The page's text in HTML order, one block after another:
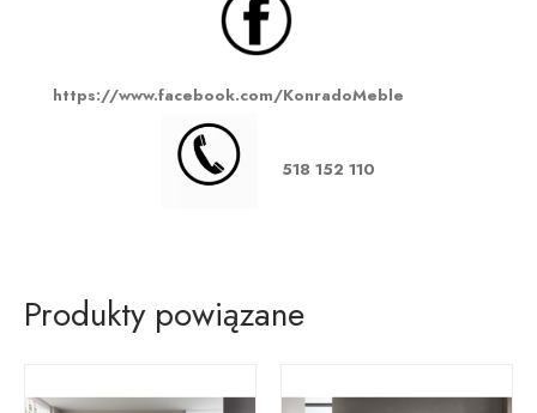
https://www.facebook.com/KonradoMeble
518 152 110
Produkty powiązane